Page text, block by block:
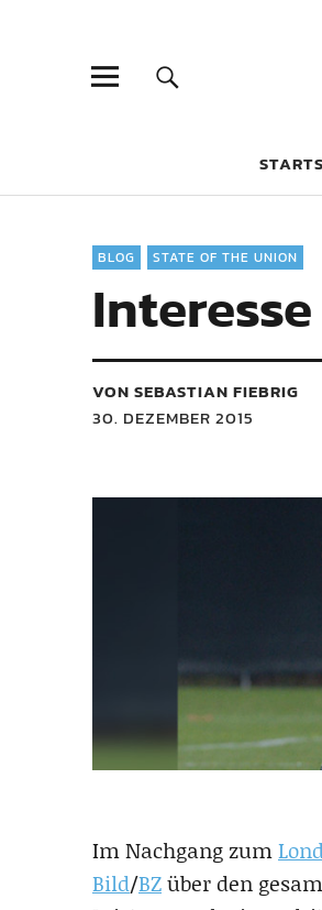
BLOG STATE OF THE UNION
VON SEBASTIAN FIEBRIG
30. DEZEMBER 2015
Im Nachgang zum
Bild/BZüber den